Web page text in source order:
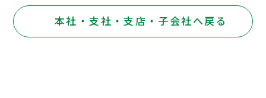
本社・支社・支店・子会社へ戻る